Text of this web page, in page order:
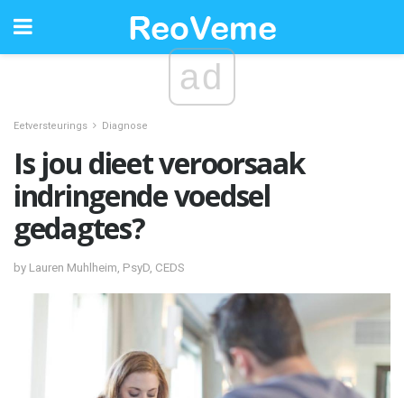
ad
Eetversteurings Diagnose
Is jou dieet veroorsaak
indringende voedsel
gedagtes?
by Lauren Muhlheim, PsyD, CEDS